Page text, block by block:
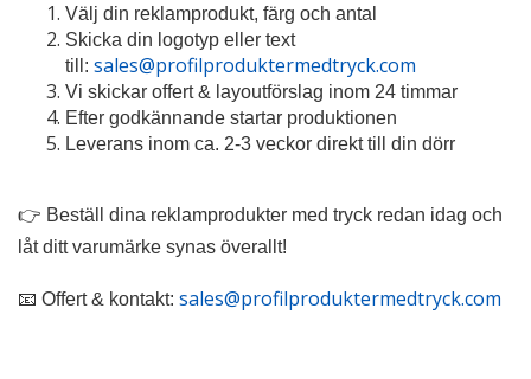
Välj din reklamprodukt, färg och antal
Skicka din logotyp eller text
till: sales@profilproduktermedtryck.com
Vi skickar offert & layoutförslag inom 24 timmar
Efter godkännande startar produktionen
Leverans inom ca. 2-3 veckor direkt till din dörr
👉 Beställ dina reklamprodukter med tryck redan idag och
låt ditt varumärke synas överallt!
📧 Offert & kontakt: sales@profilproduktermedtryck.com